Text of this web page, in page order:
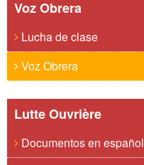
Voz Obrera
Lucha de clase
Voz Obrera
Lutte Ouvrière
Documentos en español